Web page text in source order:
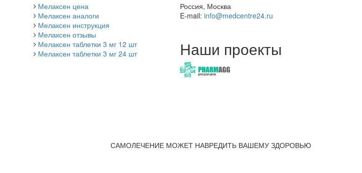
Мелаксен цена
Мелаксен аналоги
Мелаксен инструкция
Мелаксен отзывы
Мелаксен таблетки 3 мг 12 шт
Мелаксен таблетки 3 мг 24 шт
Россия, Москва
E-mail: info@medcentre24.ru
Наши проекты
САМОЛЕЧЕНИЕ МОЖЕТ НАВРЕДИТЬ ВАШЕМУ ЗДОРОВЬЮ